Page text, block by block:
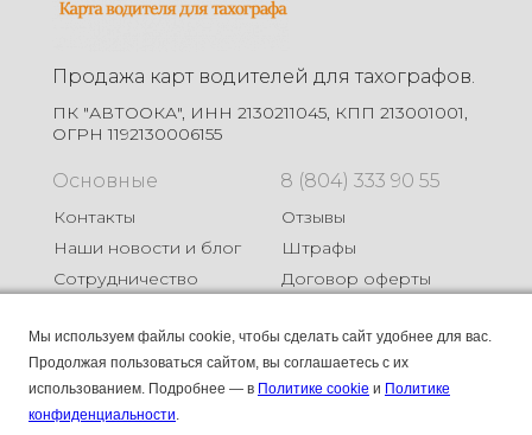
Продажа карт водителей для тахографов.
ПК "АВТООКА", ИНН 2130211045, КПП 213001001,
ОГРН 1192130006155
8 (804) 333 90 55
Отзывы
Штрафы
Договор оферты
Основные
Контакты
Наши новости и блог
Сотрудничество
Карты
Карта СКЗИ
Карта без СКЗИ
Мы используем файлы cookie, чтобы сделать сайт удобнее для вас.
Продолжая пользоваться сайтом, вы соглашаетесь с их
использованием. Подробнее — в Политике cookie и Политике
конфиденциальности.